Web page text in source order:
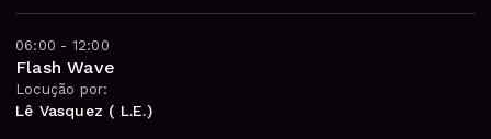
06:00 - 12:00
Flash Wave
Locução por:
Lê Vasquez ( L.E.)